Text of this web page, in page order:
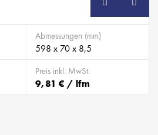
Abmessungen (mm)
598 x 70 x 8,5
Preis inkl. MwSt.
9,81 € / lfm